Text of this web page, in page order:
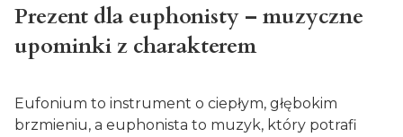
Prezent dla euphonisty – muzyczne
upominki z charakterem
Eufonium to instrument o ciepłym, głębokim
brzmieniu, a euphonista to muzyk, który potrafi